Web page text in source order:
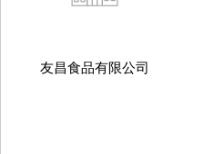
友昌食品有限公司